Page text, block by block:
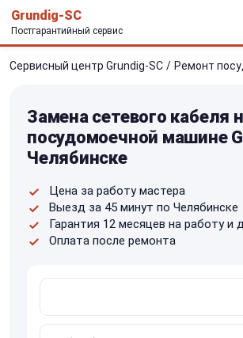
Grundig-SC
Постгарантийный сервис
Сервисный центр Grundig-SC / Ремонт
Замена сетевого кабеля
посудомоечной машине
Челябинске
Цена за работу мастера
Выезд за 45 минут по Челябинске
Гарантия 12 месяцев на работу и
Оплата после ремонта